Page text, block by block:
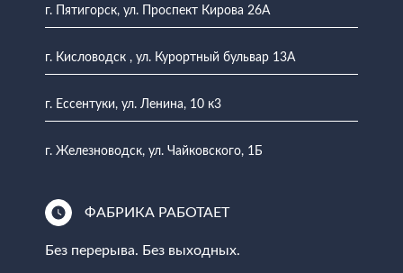
г. Пятигорск, ул. Проспект Кирова 26А
г. Кисловодск , ул. Курортный бульвар 13А
г. Ессентуки, ул. Ленина, 10 к3
г. Железноводск, ул. Чайковского, 1Б
ФАБРИКА РАБОТАЕТ
Без перерыва. Без выходных.